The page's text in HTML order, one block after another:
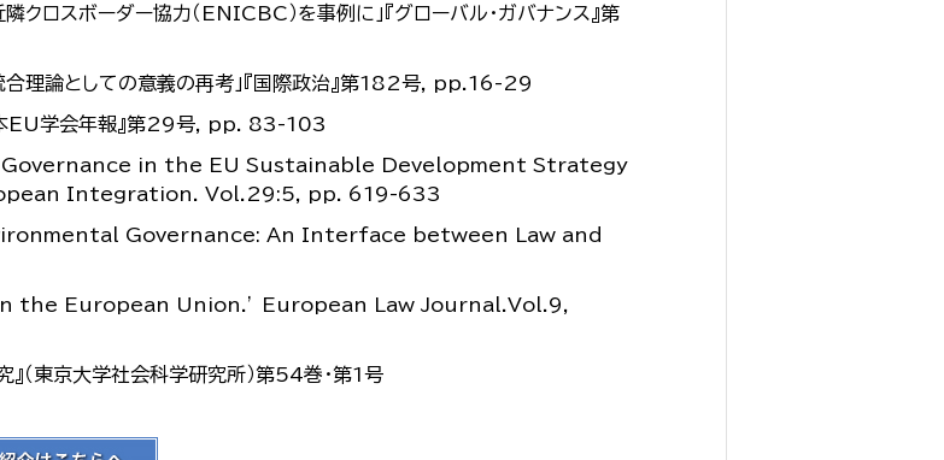
ロスボーダー協力（ENICBC）を事例に」『グローバル・ガバナンス』第
理論としての意義の再考」『国際政治』第182号, pp.16-29
本EU学会年報』第29号, pp. 83-103
in the EU Sustainable Development Strategy
Integration. Vol.29:5, pp. 619-633
Governance: An Interface between Law and
the European Union.’ European Law Journal.Vol.9,
（東京大学社会科学研究所）第54巻･第1号